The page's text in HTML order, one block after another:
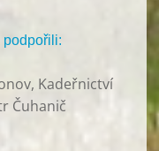
podpořili:
Kadeřnictví
Čuhanič